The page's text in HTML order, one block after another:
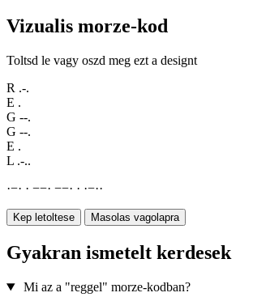
Vizualis morze-kod
Toltsd le vagy oszd meg ezt a designt
R .-.
E .
G --.
G --.
E .
L .-..
·−· · −−· −−· · ·−··
Kep letoltese Masolas vagolapra
Gyakran ismetelt kerdesek
Mi az a "reggel" morze-kodban?